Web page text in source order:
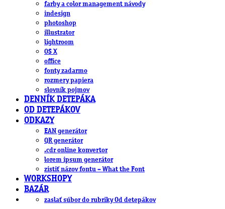
farby a color management návody
indesign
photoshop
illustrator
lightroom
OS X
office
fonty zadarmo
rozmery papiera
slovník pojmov
DENNÍK DETEPÁKA
OD DETEPÁKOV
ODKAZY
EAN generátor
QR generátor
.cdr online konvertor
lorem ipsum generátor
zistiť názov fontu – What the Font
WORKSHOPY
BAZÁR
zaslať súbor do rubriky Od detepákov